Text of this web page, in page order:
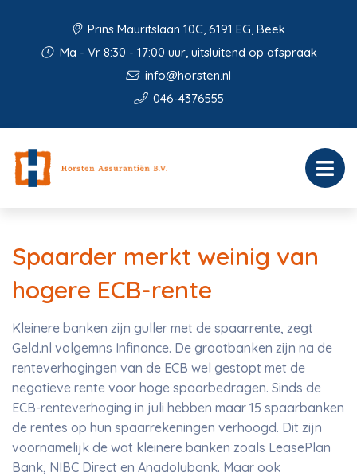
Prins Mauritslaan 10C, 6191 EG, Beek
Ma - Vr 8:30 - 17:00 uur, uitsluitend op afspraak
info@horsten.nl
046-4376555
Spaarder merkt weinig van
hogere ECB-rente
Kleinere banken zijn guller met de spaarrente, zegt
Geld.nl volgemns Infinance. De grootbanken zijn na de
renteverhogingen van de ECB wel gestopt met de
negatieve rente voor hoge spaarbedragen. Sinds de
ECB-renteverhoging in juli hebben maar 15 spaarbanken
de rentes op hun spaarrekeningen verhoogd. Dit zijn
voornamelijk de wat kleinere banken zoals LeasePlan
Bank, NIBC Direct en Anadolubank. Maar ook